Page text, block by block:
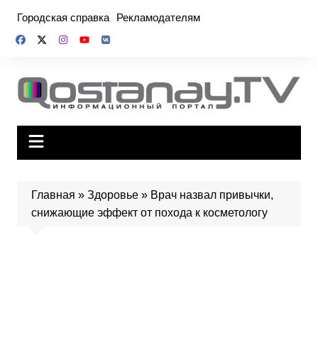
содержимому
Городская справка Рекламодателям
Главная » Здоровье» Врач назвал привычки,
снижающие эффект от похода к косметологу